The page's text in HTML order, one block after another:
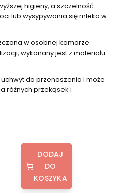
higieny, a szczelność
lub wysypywania się mleka w
w osobnej komorze.
wykonany jest z materiału
do przenoszenia i może
różnych przekąsek i
DODAJ
DO
KOSZYKA